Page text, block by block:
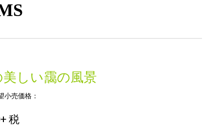
筆記具
キャラクター・
美しい靄の風景
小売価格：
+ 税